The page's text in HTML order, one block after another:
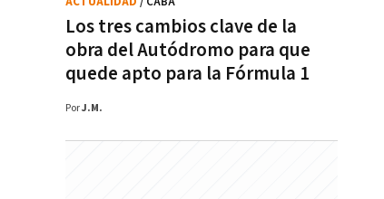
Los tres cambios clave de la
obra del Autódromo para que
quede apto para la Fórmula 1
PorJ.M.